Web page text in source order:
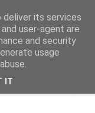
] [ Reissaa ]
its services
user-agent are
and security
usage
IT